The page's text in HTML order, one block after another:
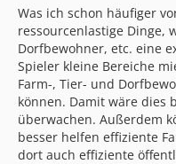
Was ich schon häufiger
ressourcenlastige Dinge,
Dorfbewohner, etc. eine
Spieler kleine Bereiche
Farm-, Tier- und
können. Damit wäre dies
überwachen. Außerdem
besser helfen effiziente
dort auch effiziente